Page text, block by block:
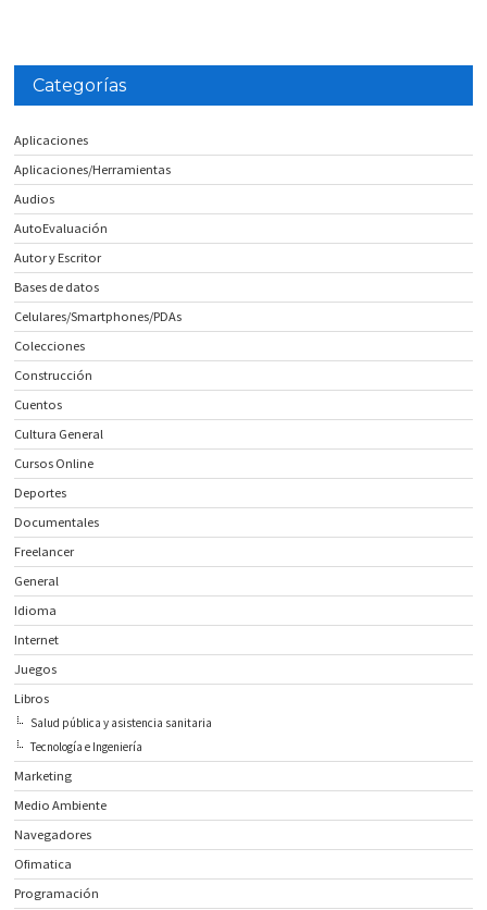
Categorías
Aplicaciones
Aplicaciones/Herramientas
Audios
AutoEvaluación
Autor y Escritor
Bases de datos
Celulares/Smartphones/PDAs
Colecciones
Construcción
Cuentos
Cultura General
Cursos Online
Deportes
Documentales
Freelancer
General
Idioma
Internet
Juegos
Libros
Salud pública y asistencia sanitaria
Tecnología e Ingeniería
Marketing
Medio Ambiente
Navegadores
Ofimatica
Programación